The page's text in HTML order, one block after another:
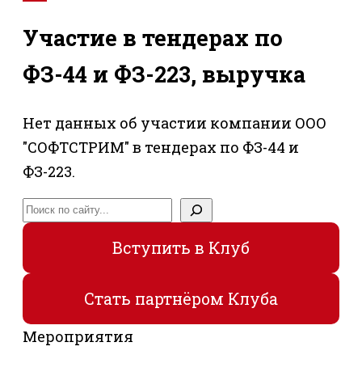
Участие в тендерах по
ФЗ-44 и ФЗ-223, выручка
Нет данных об участии компании ООО
"СОФТСТРИМ" в тендерах по ФЗ-44 и
ФЗ-223.
Поиск
Вступить в Клуб
Стать партнёром Клуба
Мероприятия